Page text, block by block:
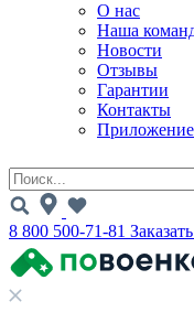
О нас
Наша
Новости
Отзывы
Гарантии
Контакты
Приложение
8 800 500-71-81